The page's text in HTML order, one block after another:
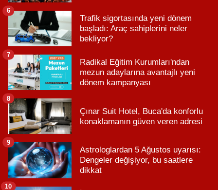
Trafik sigortasında yeni dönem
başladı: Araç sahiplerini neler
bekliyor?
6
Radikal Eğitim Kurumları'ndan
mezun adaylarına avantajlı yeni
dönem kampanyası
7
Çınar Suit Hotel, Buca'da konforlu
konaklamanın güven veren adresi
8
Astrologlardan 5 Ağustos uyarısı:
Dengeler değişiyor, bu saatlere
dikkat
9
10